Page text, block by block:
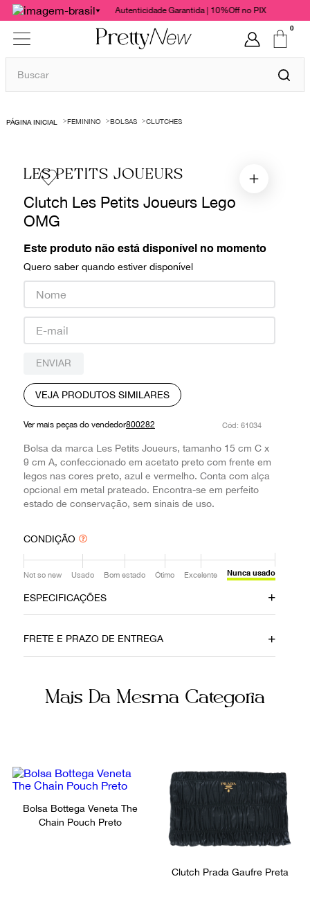
Autenticidade Garantida | 10%Off no PIX
0
Buscar
FEMININO BOLSAS CLUTCHES
LES PETITS JOUEURS
Clutch Les Petits Joueurs Lego
OMG
Este produto não está disponível no momento
Quero saber quando estiver disponível
ENVIAR
VEJA PRODUTOS SIMILARES
Ver mais peças do vendedor800282 : 61034
Bolsa da marca Les Petits Joueurs, tamanho 15 cm C x
9 cm A, confeccionado em acetato preto com frente em
legos nas cores preto, azul e vermelho. Conta com alça
opcional em metal prateado. Encontra-se em perfeito
estado de conservação, sem sinais de uso.
CONDIÇÃO
Not so new Usado Bom estado Ótimo Excelente Nunca usado
ESPECIFICAÇÕES
01062020 Acetato
Preto Encaixe magnético
FRETE E PRAZO DE ENTREGA
Mais Da Mesma Categoria
Bolsa Bottega Veneta The
Chain Pouch Preto
Clutch Prada Gaufre Preta
1º
bolsas
chanel
vestido
gucci
paula raia
valentino
burberry
prada
louis vuitton